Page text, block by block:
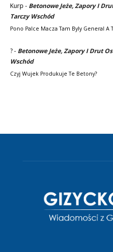
Kurp - Betonowe Jeże, Zapory I
Tarczy Wschód
Pono Palce Macza Tam Byly General A
?- Betonowe Jeże, Zapory I Drut
Wschód
Czyj Wujek Produkuje Te Betony?